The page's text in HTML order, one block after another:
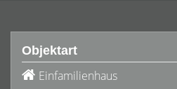
Objektart
Einfamilienhaus